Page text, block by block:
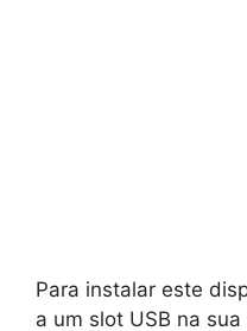
Para instalar este
a um slot USB na